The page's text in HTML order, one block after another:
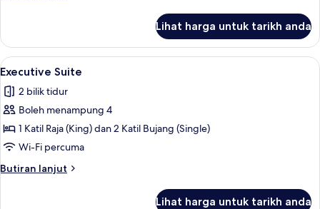
Studio
Lihat harga untuk tarikh anda
Lihat
semua
foto
untuk
Executive
Suite
Executive Suite | Bar mini, meja,
1
Executive Suite
2 bilik tidur
Boleh menampung 4
1 Katil Raja (King) dan 2 Katil Bujang (Single)
Wi-Fi percuma
Butiran lanjut
Butiran
Lihat harga untuk tarikh anda